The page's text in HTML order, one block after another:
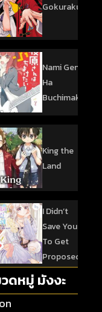
Gokurakugai
Nami Gensan
Ha
Buchimaketai!
King the
Land
I Didn’t
Save You
To Get
Proposed
ดหมู่ มังงะ